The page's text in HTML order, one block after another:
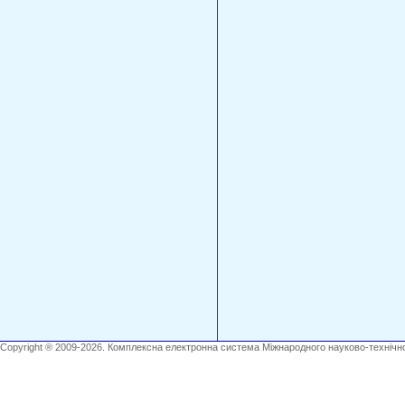
Copyright ® 2009-2026. Комплексна електронна система Міжнародного науково-